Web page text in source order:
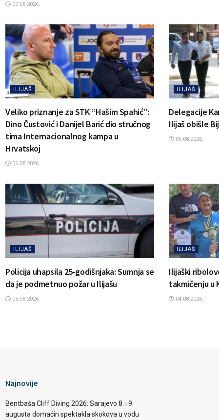
07.08.2026.
ILIJAŠ
Veliko priznanje za STK “Hašim Spahić”:
Dino Čustović i Danijel Barić dio stručnog
tima Internacionalnog kampa u
Hrvatskoj
06.08.2026.
ILIJAŠ
Delegacije
Ilijaš obišle
05.08.2026.
ILIJAŠ
Policija uhapsila 25-godišnjaka: Sumnja se
da je podmetnuo požar u Ilijašu
05.08.2026.
ILIJAŠ
Ilijaški
takmičenju u
04.08.2026.
Najnovije
Bentbaša Cliff Diving 2026: Sarajevo 8. i 9.
augusta domaćin spektakla skokova u vodu